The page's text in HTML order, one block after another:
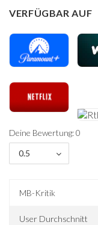
VERFÜGBAR AUF
Deine Bewertung: 0
0.5
MB-Kritik
User Durchschnitt